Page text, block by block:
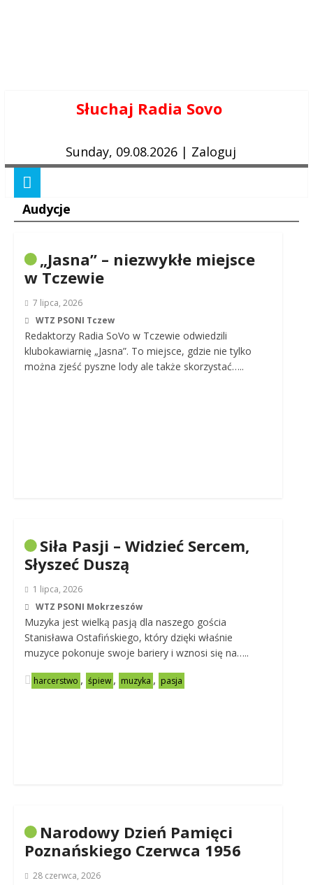
Słuchaj Radia Sovo
Sunday, 09.08.2026 | Zaloguj
Audycje
„Jasna” – niezwykłe miejsce
w Tczewie
7 lipca, 2026
WTZ PSONI Tczew
Redaktorzy Radia SoVo w Tczewie odwiedzili
klubokawiarnię „Jasna”. To miejsce, gdzie nie tylko
można zjeść pyszne lody ale także skorzystać…..
Siła Pasji – Widzieć Sercem,
Słyszeć Duszą
1 lipca, 2026
WTZ PSONI Mokrzeszów
Muzyka jest wielką pasją dla naszego gościa
Stanisława Ostafińskiego, który dzięki właśnie
muzyce pokonuje swoje bariery i wznosi się na…..
harcerstwo , śpiew , muzyka , pasja
Narodowy Dzień Pamięci
Poznańskiego Czerwca 1956
28 czerwca, 2026